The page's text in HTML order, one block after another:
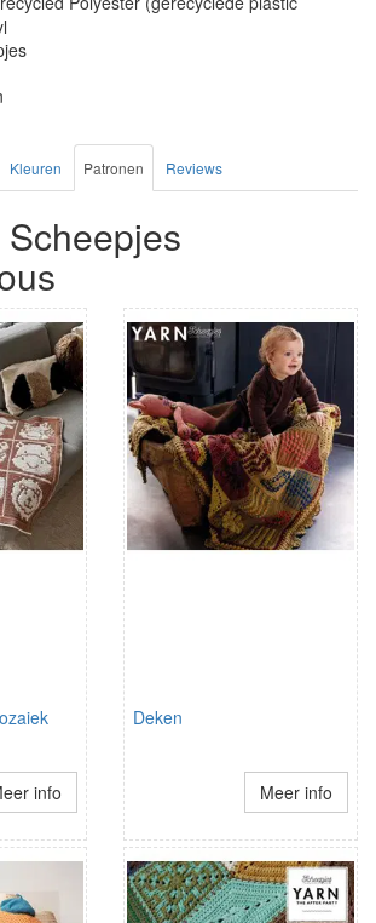
Kleuren Patronen Reviews
info
Deken
Meer info